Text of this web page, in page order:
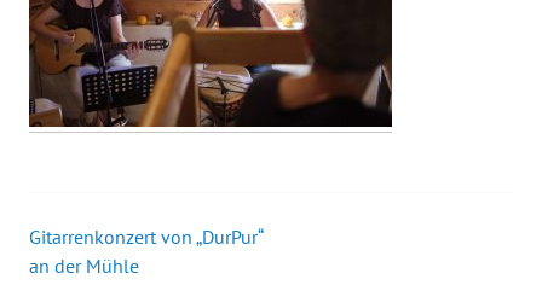
Beitrags-
Gitarrenkonzert von „DurPur“
an der Mühle